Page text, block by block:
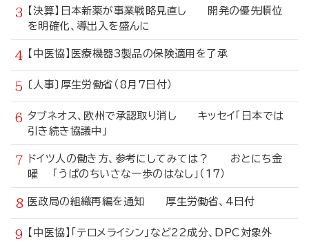
【決算】日本新薬が事業戦略見直し 開発の優先順位
を明確化、導出入を盛んに
【中医協】医療機器3製品の保険適用を了承
〔人事〕厚生労働省（8月7日付）
タブネオス、欧州で承認取り消し キッセイ「日本では
引き続き協議中」
ドイツ人の働き方、参考にしてみては？ おとにち金
曜 「うぱのちいさな一歩のはなし」（17）
医政局の組織再編を通知 厚生労働省、4日付
【中医協】「テロメライシン」など22成分、DPC対象外